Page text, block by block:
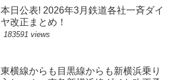
本日公表! 2026年3月鉄道各社一斉ダイ
ヤ改正まとめ！
183591 views
東横線からも目黒線からも新横浜乗り